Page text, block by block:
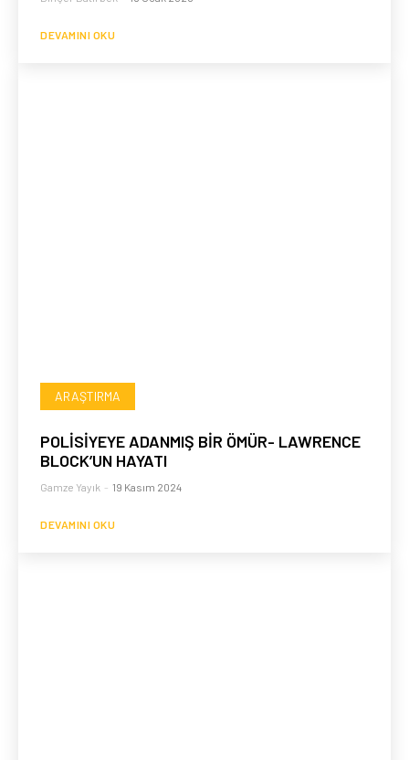
DEVAMINI OKU
ARAŞTIRMA
POLİSİYEYE ADANMIŞ BİR ÖMÜR- LAWRENCE
BLOCK’UN HAYATI
Gamze Yayık - 19 Kasım 2024
DEVAMINI OKU